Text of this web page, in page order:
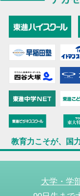
教育力こそが、国
大学・学